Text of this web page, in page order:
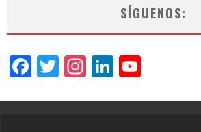
SÍGUENOS:
Facebook
Twitter
Instagram
LinkedIn